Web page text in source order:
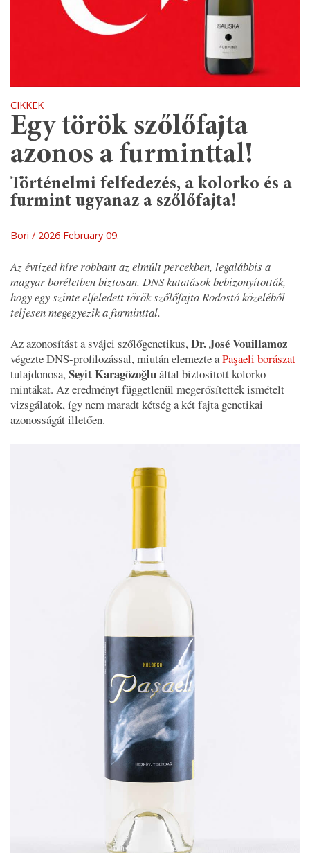
CIKKEK
Egy török szőlőfajta
azonos a furminttal!
Történelmi felfedezés, a kolorko és a
furmint ugyanaz a szőlőfajta!
Bori 2026 February 09.
Az évtized híre robbant az elmúlt percekben, legalábbis a
magyar boréletben biztosan. DNS kutatások bebizonyították,
hogy egy szinte elfeledett török szőlőfajta Rodostó közeléből
teljesen megegyezik a furminttal.
Az azonosítást a svájci szőlőgenetikus,Dr. José Vouillamoz
végezte DNS-profilozással, miután elemezte aPaşaeli borászat
tulajdonosa,Seyit Karagözoğluáltal biztosított kolorko
mintákat. Az eredményt függetlenül megerősítették ismételt
vizsgálatok, így nem maradt kétség a két fajta genetikai
azonosságát illetően.